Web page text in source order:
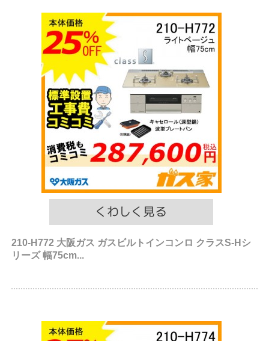
210-H772 大阪ガス ガスビルトインコンロ クラスS-Hシ
リーズ 幅75cm...